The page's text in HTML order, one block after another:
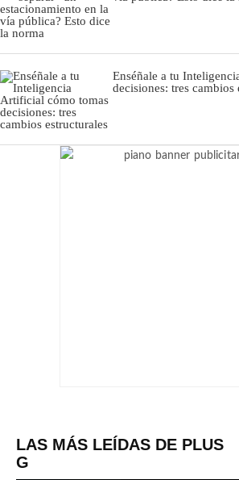
Enséñale a tu
decisiones: tres cambios
LAS MÁS LEÍDAS DE PLUS
G